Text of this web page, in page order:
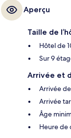
Aperçu
Taille de
Hôtel de
Sur 9
Arrivée et
Arrivée
Arrivée
Âge
Heure de